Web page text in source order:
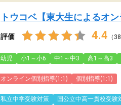
トウコベ【東大生によるオン
評価 4.4 （
幼児 小1～小6 中1～中3 高1～高3
オンライン個別指導(1:1) 個別指導(1:1)
私立中学受験対策 国公立中高一貫校受験